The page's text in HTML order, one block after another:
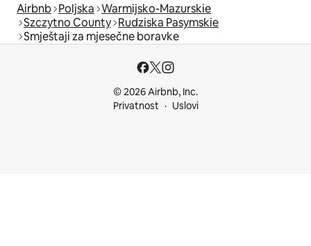
Airbnb Poljska Warmijsko-Mazurskie
Szczytno County Rudziska Pasymskie
Smještaji za mjesečne boravke
© 2026 Airbnb, Inc.
Privatnost
Uslovi